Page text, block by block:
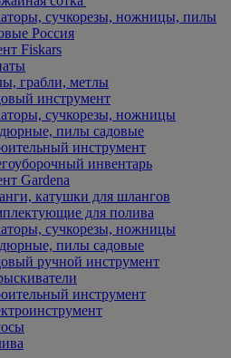
сучкорезы, ножницы, пилы
Россия
Fiskars
грабли, метлы
инструмент
сучкорезы, ножницы
пилы садовые
инструмент
инвентарь
Gardena
катушки для шлангов
для полива
сучкорезы, ножницы
пилы садовые
ручной инструмент
инструмент